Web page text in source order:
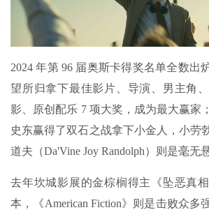
2024 年第 96 届奥斯卡得奖名单全数出
望所归拿下最佳影片、导演、男主角
影、原创配乐 7 项大奖，成为最大赢家
史东赢得了双石之战拿下小金人，小劳
道夫（Da'Vine Joy Randolph）则是毫无
去年坎城影展的金棕榈得主《坠恶真
本，《American Fiction》则是击败众多